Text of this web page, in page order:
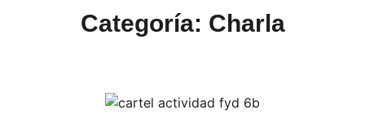
Categoría: Charla